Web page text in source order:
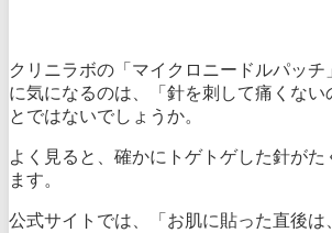
クリニラボの「マイクロニードルパッチ
に気になるのは、「針を刺して痛くない
とではないでしょうか。
よく見ると、確かにトゲトゲした針がた
ます。
公式サイトでは、「お肌に貼った直後は